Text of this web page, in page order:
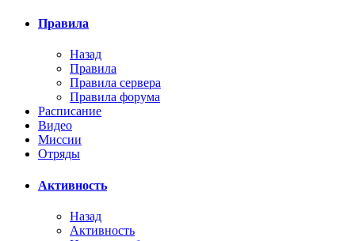
Правила
Назад
Правила
Правила сервера
Правила форума
Расписание
Видео
Миссии
Отряды
Активность
Назад
Активность